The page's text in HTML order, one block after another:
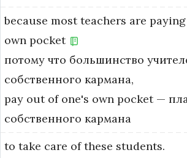
because most teachers are paying
own pocket
потому что большинство
собственного кармана,
pay out of one's own pocket —
собственного кармана
to take care of these students.